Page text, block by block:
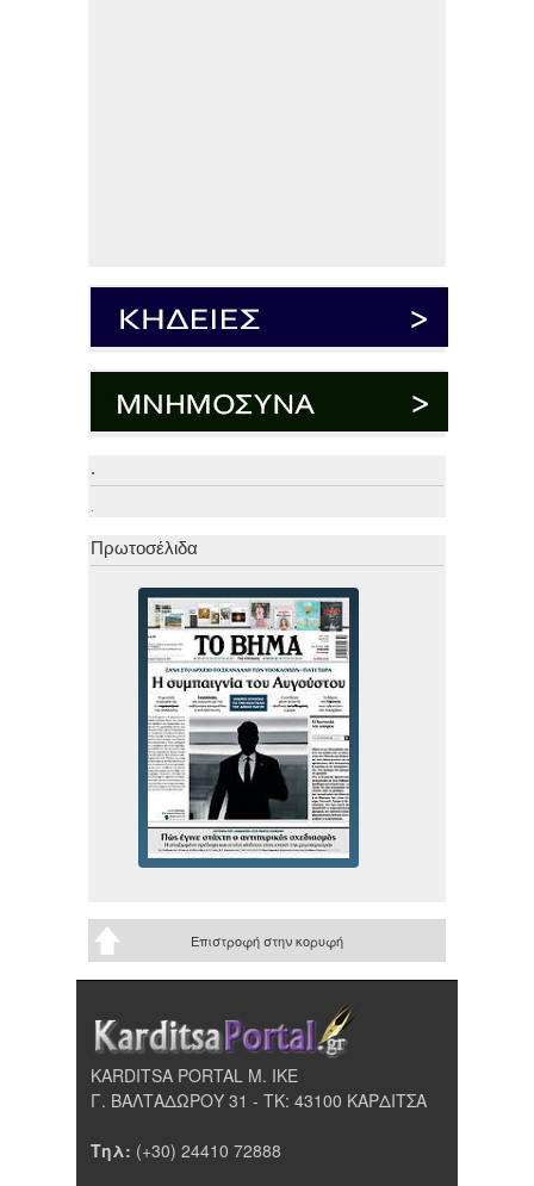
.
.
Πρωτοσέλιδα
Επιστροφή στην κορυφή
KARDITSA PORTAL Μ. ΙΚΕ
Γ. ΒΑΛΤΑΔΩΡΟΥ 31 - ΤΚ: 43100 ΚΑΡΔΙΤΣΑ
Τηλ: (+30) 24410 72888